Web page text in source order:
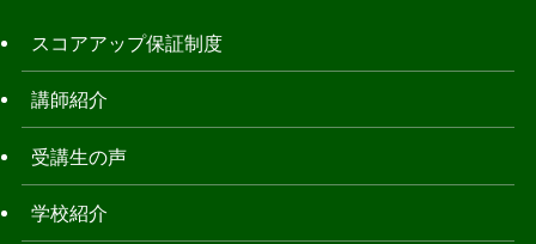
スコアアップ保証制度
講師紹介
受講生の声
学校紹介